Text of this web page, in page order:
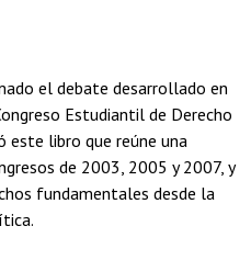
el debate desarrollado en
Estudiantil de Derecho
este libro que reúne una
de 2003, 2005 y 2007, y
fundamentales desde la